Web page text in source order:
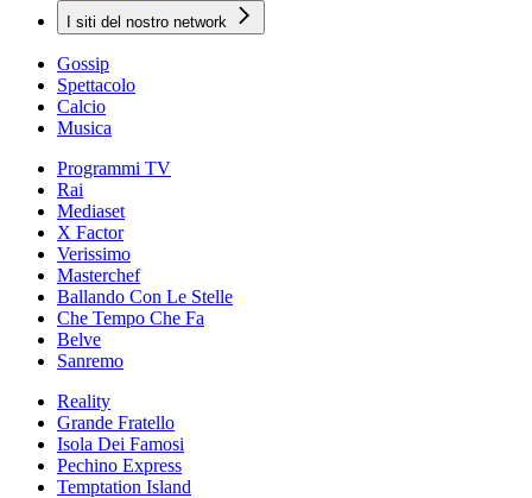
I siti del nostro network
Gossip
Spettacolo
Calcio
Musica
Programmi TV
Rai
Mediaset
X Factor
Verissimo
Masterchef
Ballando Con Le Stelle
Che Tempo Che Fa
Belve
Sanremo
Reality
Grande Fratello
Isola Dei Famosi
Pechino Express
Temptation Island